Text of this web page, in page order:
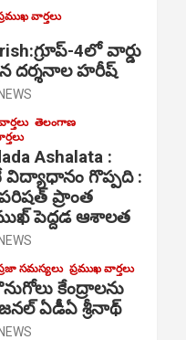
వార్తలు
4లో వార్డు
దర్శనాల హరీష్
తెలంగాణ
Ashalata :
గొప్పది :
ప్రాంత
పెద్దడ ఆశాలత
సమస్యలు ప్రముఖ వార్తలు
కేంద్రాల‌ను
ఏడీఏ శ్రీనాథ్